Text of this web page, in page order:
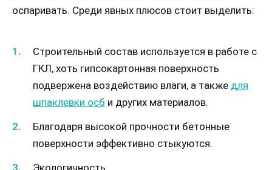
оспаривать. Среди явных плюсов стоит выделить:
Строительный состав используется в работе с
ГКЛ, хоть гипсокартонная поверхность
подвержена воздействию влаги, а также для
шпаклевки осб и других материалов.
Благодаря высокой прочности бетонные
поверхности эффективно стыкуются.
Экологичность.